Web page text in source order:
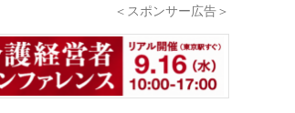
＜スポンサー広告＞